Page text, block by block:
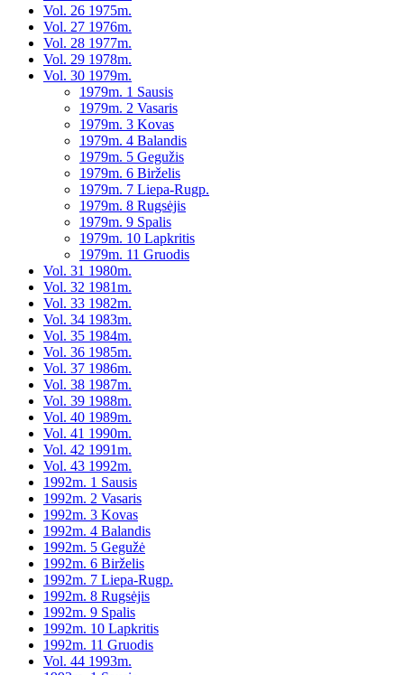
Vol. 26 1975m.
Vol. 27 1976m.
Vol. 28 1977m.
Vol. 29 1978m.
Vol. 30 1979m.
1979m. 1 Sausis
1979m. 2 Vasaris
1979m. 3 Kovas
1979m. 4 Balandis
1979m. 5 Gegužis
1979m. 6 Birželis
1979m. 7 Liepa-Rugp.
1979m. 8 Rugsėjis
1979m. 9 Spalis
1979m. 10 Lapkritis
1979m. 11 Gruodis
Vol. 31 1980m.
Vol. 32 1981m.
Vol. 33 1982m.
Vol. 34 1983m.
Vol. 35 1984m.
Vol. 36 1985m.
Vol. 37 1986m.
Vol. 38 1987m.
Vol. 39 1988m.
Vol. 40 1989m.
Vol. 41 1990m.
Vol. 42 1991m.
Vol. 43 1992m.
1992m. 1 Sausis
1992m. 2 Vasaris
1992m. 3 Kovas
1992m. 4 Balandis
1992m. 5 Gegužė
1992m. 6 Birželis
1992m. 7 Liepa-Rugp.
1992m. 8 Rugsėjis
1992m. 9 Spalis
1992m. 10 Lapkritis
1992m. 11 Gruodis
Vol. 44 1993m.